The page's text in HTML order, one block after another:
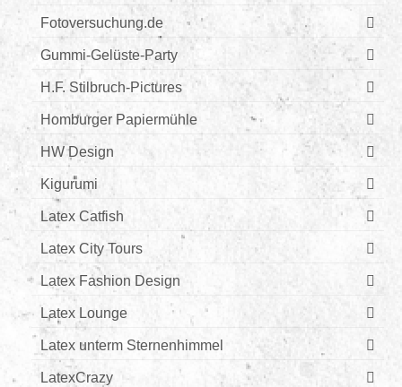
Fotoversuchung.de
Gummi-Gelüste-Party
H.F. Stilbruch-Pictures
Homburger Papiermühle
HW Design
Kigurumi
Latex Catfish
Latex City Tours
Latex Fashion Design
Latex Lounge
Latex unterm Sternenhimmel
LatexCrazy